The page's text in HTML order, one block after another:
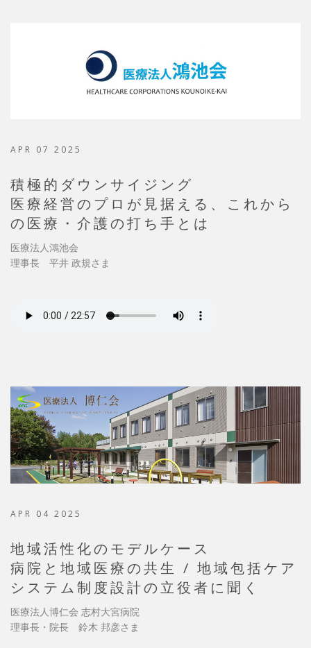
APR 07 2025
積極的ダウンサイジング
医療経営のプロが見据える、これから
の医療・介護の打ち手とは
医療法人鴻池会
理事長 平井 政規さま
APR 04 2025
地域活性化のモデルケース
病院と地域医療の共生 / 地域包括ケア
システム制度設計の立役者に聞く
医療法人博仁会 志村大宮病院
理事長・院長 鈴木 邦彦さま